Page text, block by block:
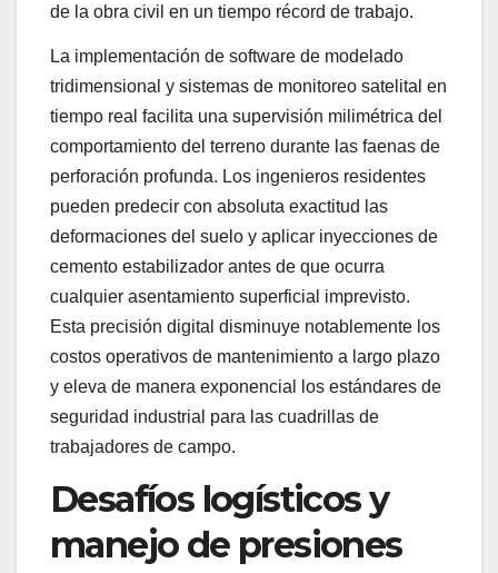
de la obra civil en un tiempo récord de trabajo.
La implementación de software de modelado
tridimensional y sistemas de monitoreo satelital en
tiempo real facilita una supervisión milimétrica del
comportamiento del terreno durante las faenas de
perforación profunda. Los ingenieros residentes
pueden predecir con absoluta exactitud las
deformaciones del suelo y aplicar inyecciones de
cemento estabilizador antes de que ocurra
cualquier asentamiento superficial imprevisto.
Esta precisión digital disminuye notablemente los
costos operativos de mantenimiento a largo plazo
y eleva de manera exponencial los estándares de
seguridad industrial para las cuadrillas de
trabajadores de campo.
Desafíos logísticos y
manejo de presiones